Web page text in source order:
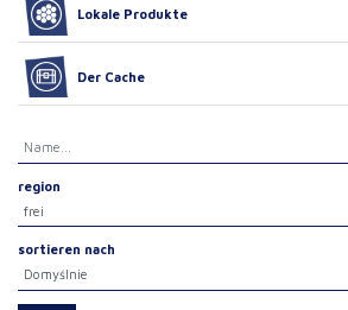
Lokale Produkte
Der Cache
region
sortieren nach